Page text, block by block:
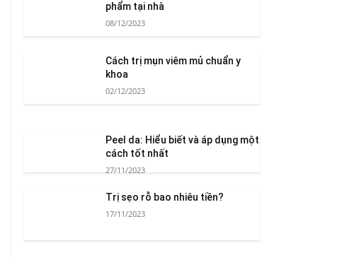
phẩm tại nhà
08/12/2023
Cách trị mụn viêm mủ chuẩn y
khoa
02/12/2023
Peel da: Hiểu biết và áp dụng một
cách tốt nhất
27/11/2023
Trị sẹo rỗ bao nhiêu tiền?
17/11/2023